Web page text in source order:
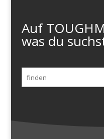
Auf
was du
Suchen
nach: